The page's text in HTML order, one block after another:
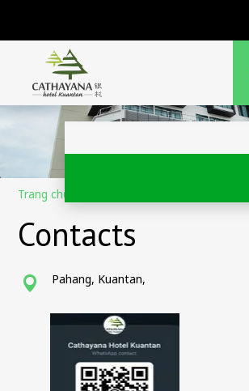
Trang chủ
Contacts
Pahang, Kuantan,